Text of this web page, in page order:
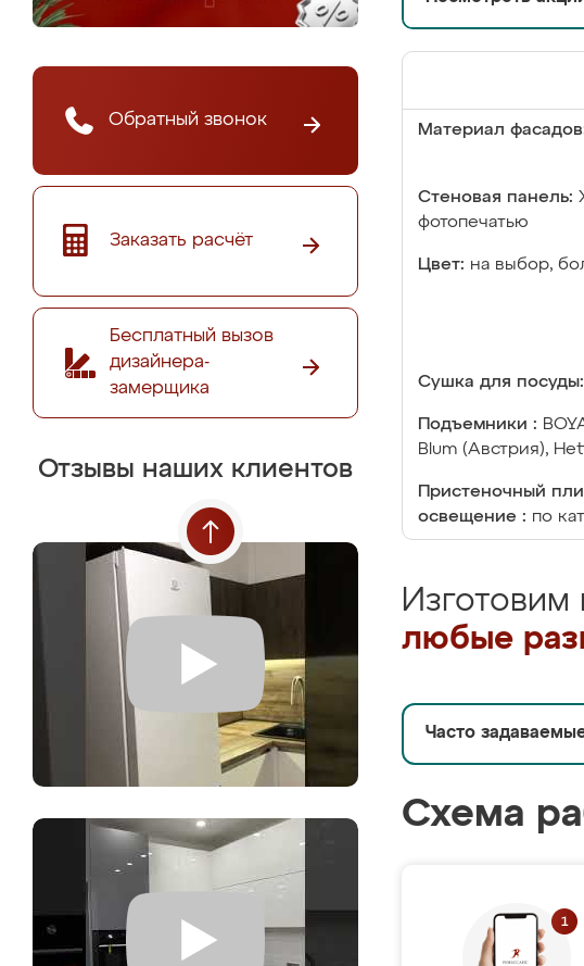
Обратный звонок
Заказать расчёт
Бесплатный вызов
дизайнера-
замерщика
Отзывы наших клиентов
Материал
Стеновая панель:
фотопечатью
Цвет: на выбор,
Сушка для посуды:
Подъемники :
Blum (Австрия),
Пристеночный
освещение : по
Изготовим
любые
Часто
Схема